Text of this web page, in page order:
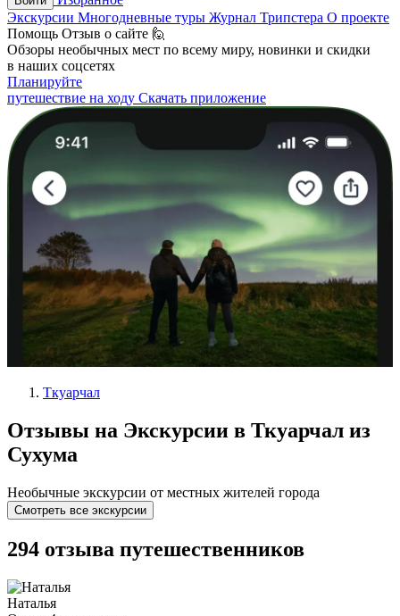
Экскурсии Многодневные туры Журнал Трипстера О проекте
Помощь Отзыв о сайте 🙋
Обзоры необычных мест по всему миру, новинки и скидки
в наших соцсетях
Планируйте
путешествие на ходу Скачать приложение
Ткуарчал
Отзывы на Экскурсии в Ткуарчал из
Сухума
Необычные экскурсии от местных жителей города
Смотреть все экскурсии
294 отзыва путешественников
Наталья